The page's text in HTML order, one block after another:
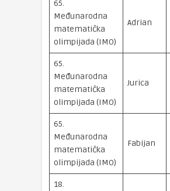
65.
Međunarodna
matematička
olimpijada (IMO)
Adrian
65.
Međunarodna
matematička
olimpijada (IMO)
Jurica
65.
Međunarodna
matematička
olimpijada (IMO)
Fabijan
18.